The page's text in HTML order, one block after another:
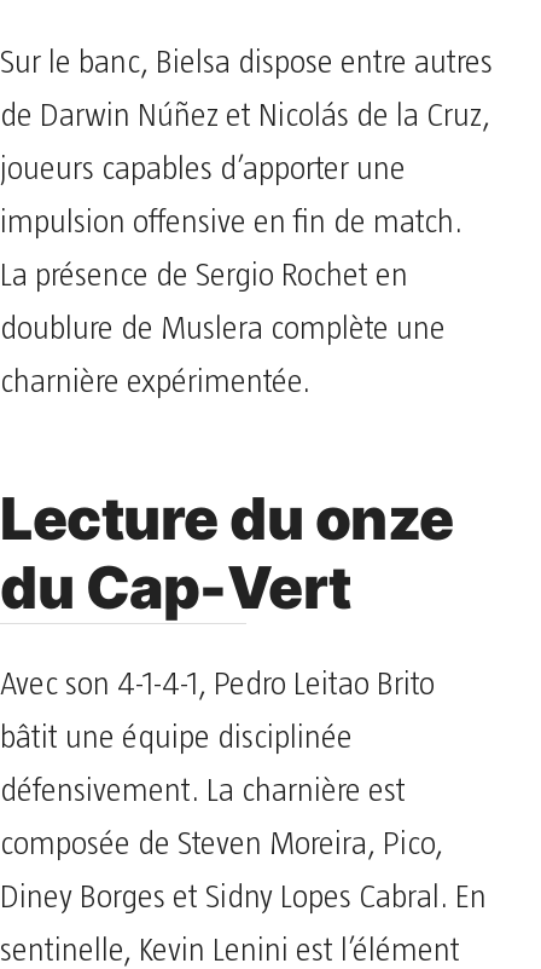
Sur le banc, Bielsa dispose entre autres
de Darwin Núñez et Nicolás de la Cruz,
joueurs capables d’apporter une
impulsion offensive en fin de match.
La présence de Sergio Rochet en
doublure de Muslera complète une
charnière expérimentée.
Lecture du onze
du Cap-Vert
Avec son 4-1-4-1, Pedro Leitao Brito
bâtit une équipe disciplinée
défensivement. La charnière est
composée de Steven Moreira, Pico,
Diney Borges et Sidny Lopes Cabral. En
sentinelle, Kevin Lenini est l’élément